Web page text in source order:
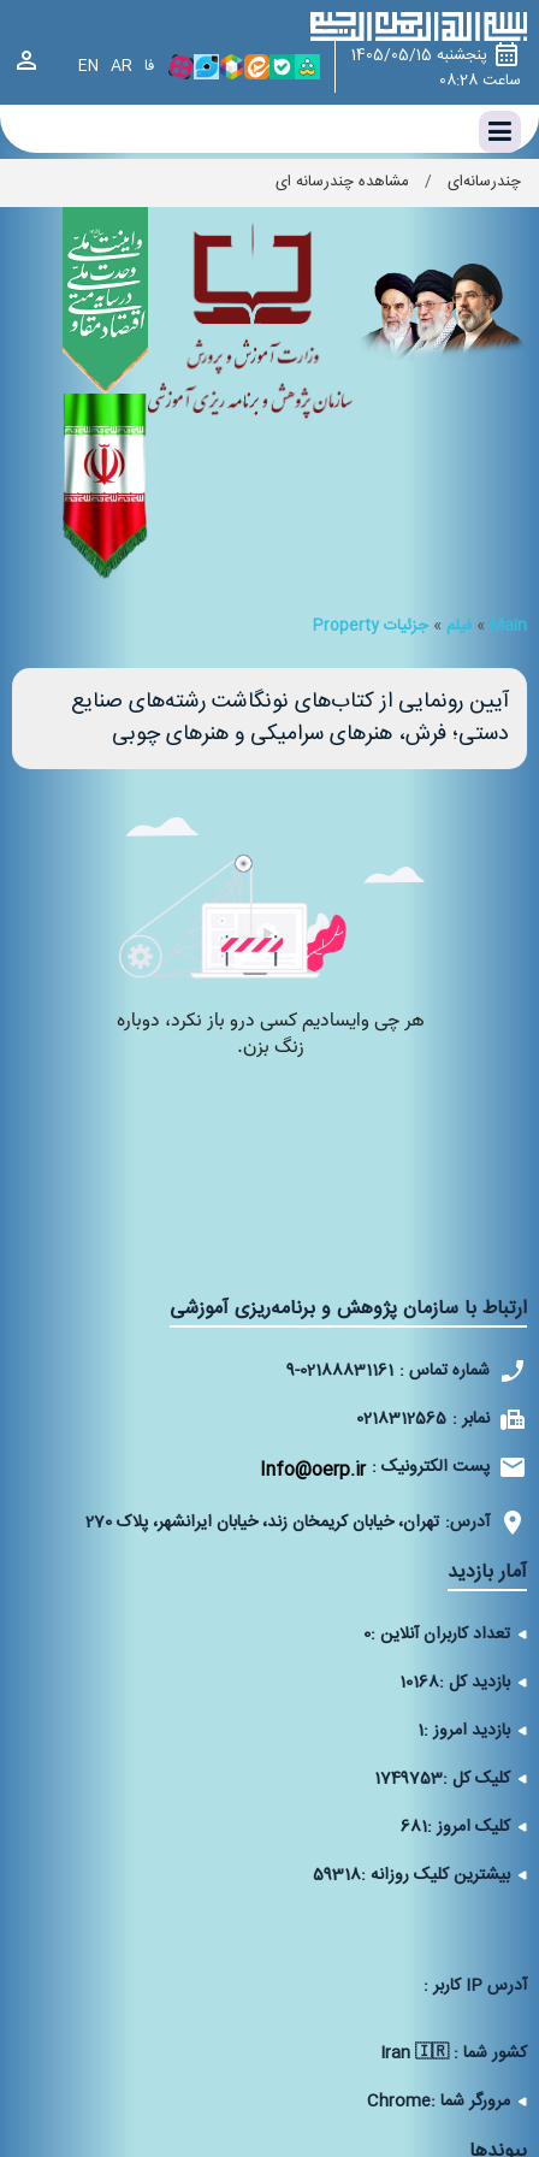
EN AR فا
پنجشنبه 1405/05/15
ساعت 08:28
چندرسانه‌ای / مشاهده چندرسانه ای
Main
» فیلم »جزئیات Property
آیین رونمایی از کتاب‌های نونگاشت رشته‌های صنایع
دستی؛ فرش، هنرهای سرامیکی و هنرهای چوبی
ارتباط با سازمان پژوهش و برنامه‌ریزی آموزشی
شماره تماس : 9-02188831161
نمابر : 0218312565
پست الکترونیک : Info@oerp.ir
آدرس: تهران، خیابان کریمخان زند، خیابان ایرانشهر، پلاک 270‌
آمار بازدید
تعداد کاربران آنلاین :0
بازدید کل :10168
بازدید امروز :1
کلیک کل :1749753
کلیک امروز :681
بیشترین کلیک روزانه :59318
آدرس IP كاربر :
كشور شما :Iran 🇮🇷
مرورگر شما :Chrome